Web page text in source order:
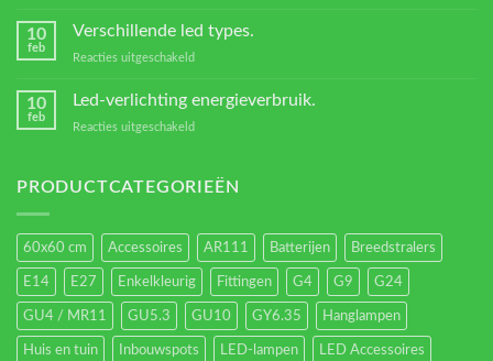
Transformators?
10
feb
Verschillende led types.
Reacties uitgeschakeld
10
feb
Led-verlichting energieverbruik.
Reacties uitgeschakeld
energieverbruik.
PRODUCTCATEGORIEËN
60x60 cm Accessoires AR111 Batterijen Breedstralers
E14 E27 Enkelkleurig Fittingen G4 G9 G24
GU4 / MR11 GU5.3 GU10 GY6.35 Hanglampen
Huis en tuin Inbouwspots LED-lampen LED Accessoires